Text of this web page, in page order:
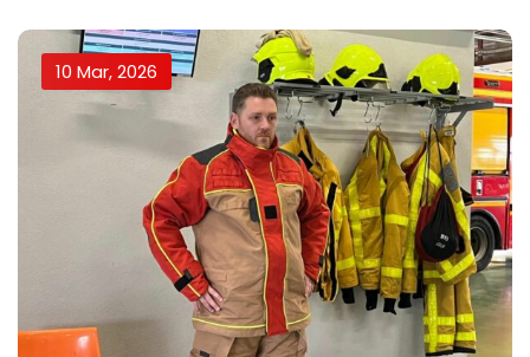
10 Mar, 2026
Remember me Lost your password?